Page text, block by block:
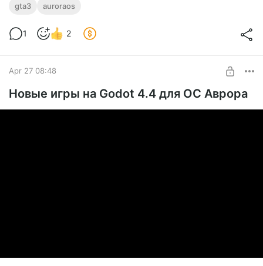
выложил )
Telegram |Boosty
gta3 auroraos
1 2
Apr 27 08:48
Новые игры на Godot 4.4 для ОС Аврора